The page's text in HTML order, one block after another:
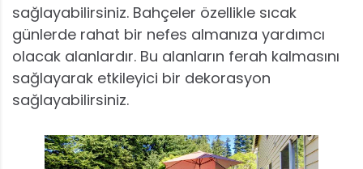
sağlayabilirsiniz. Bahçeler özellikle sıcak
günlerde rahat bir nefes almanıza yardımcı
olacak alanlardır. Bu alanların ferah kalmasını
sağlayarak etkileyici bir dekorasyon
sağlayabilirsiniz.